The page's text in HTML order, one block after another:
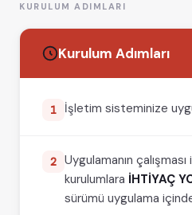
KURULUM ADIMLARI
Kurulum Adımları
1 İşletim sisteminize
2 Uygulamanın
kurulumlara İHTİYAÇ
sürümü uygulama